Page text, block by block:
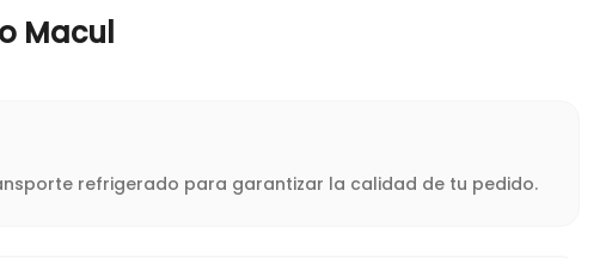
Macul
refrigerado para garantizar la calidad de tu pedido.